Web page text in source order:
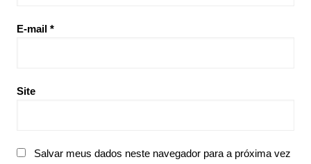
E-mail *
Site
Salvar meus dados neste navegador para a próxima vez